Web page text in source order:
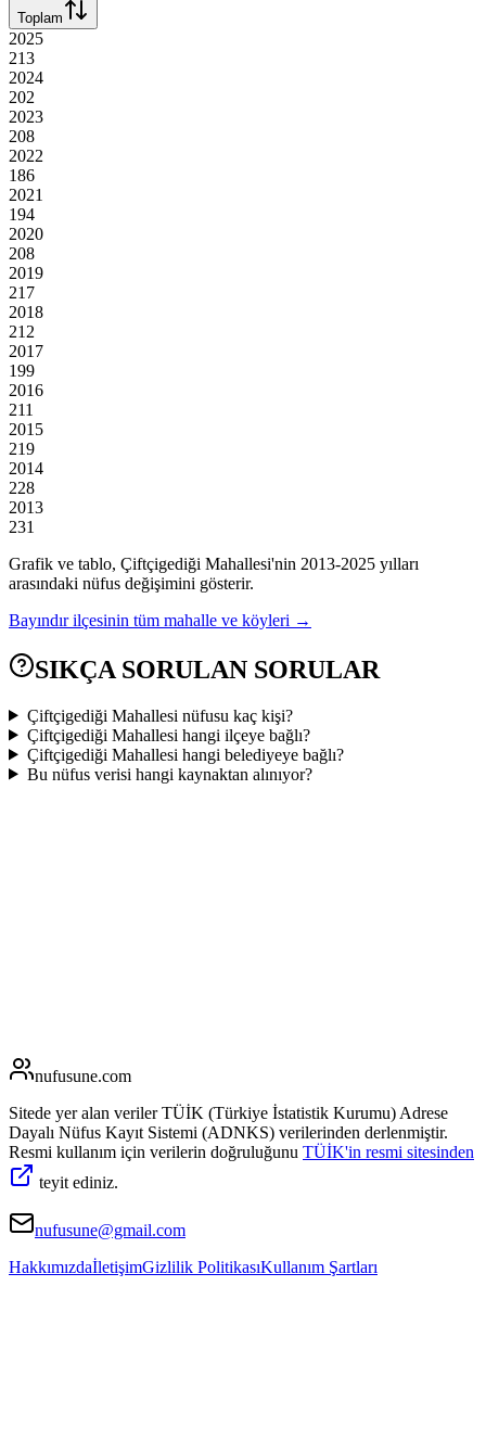
Toplam
2025
213
2024
202
2023
208
2022
186
2021
194
2020
208
2019
217
2018
212
2017
199
2016
211
2015
219
2014
228
2013
231
Grafik ve tablo, Çiftçigediği Mahallesi'nin 2013-2025 yılları
arasındaki nüfus değişimini gösterir.
Bayındır ilçesinin tüm mahalle ve köyleri →
SIKÇA SORULAN SORULAR
Çiftçigediği Mahallesi nüfusu kaç kişi?
Çiftçigediği Mahallesi hangi ilçeye bağlı?
Çiftçigediği Mahallesi hangi belediyeye bağlı?
Bu nüfus verisi hangi kaynaktan alınıyor?
nufusune.com
Sitede yer alan veriler TÜİK (Türkiye İstatistik Kurumu) Adrese
Dayalı Nüfus Kayıt Sistemi (ADNKS) verilerinden derlenmiştir.
Resmi kullanım için verilerin doğruluğunu TÜİK'in resmi sitesinden
teyit ediniz.
nufusune@gmail.com
HakkımızdaİletişimGizlilik PolitikasıKullanım Şartları